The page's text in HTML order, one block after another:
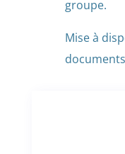
groupe.
Mise à